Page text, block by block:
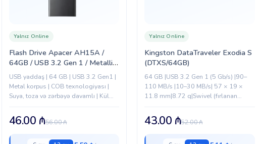
Flash Drive Apacer AH15A /
64GB / USB 3.2 Gen 1 / Metallic
/ Ashy (AP64GAH15AA-1)
Yalnız Online
USB yaddaş | 64 GB | USB 3.2 Gen1 |
Metal korpus | COB texnologiyası |
Suya, toza və zərbəyə davamlı | Kül
56.00₼
46.00 ₼
Kingston DataTraveler Exodia S
(DTXS/64GB)
Yalnız Online
64 GB |USB 3.2 Gen 1 (5 Gb/s) |90–
110 MB/s |10–30 MB/s| 57 × 19 ×
11.8 mm|8.72 q|Swivel (fırlanan
52.00₼
43.00 ₼